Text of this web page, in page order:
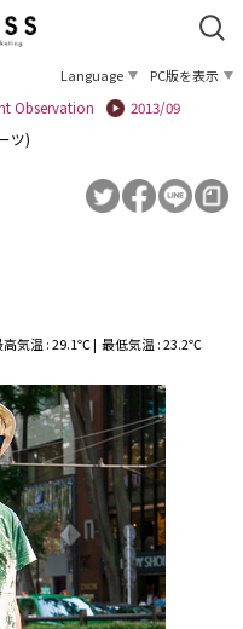
Language
PC版を表示
Observation
2013/09
ツ)
高気温 : 29.1℃ | 最低気温 : 23.2℃